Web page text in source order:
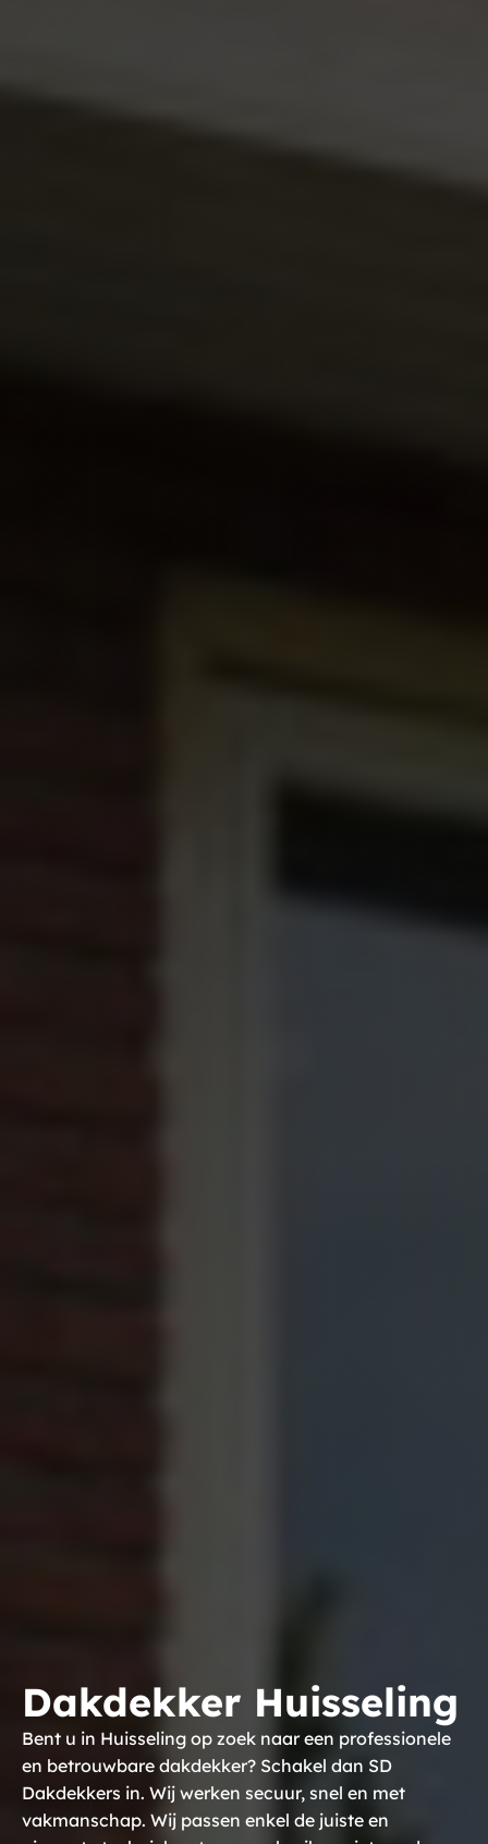
Dakdekker Huisseling
Bent u in Huisseling op zoek naar een professionele
en betrouwbare dakdekker? Schakel dan SD
Dakdekkers in. Wij werken secuur, snel en met
vakmanschap. Wij passen enkel de juiste en